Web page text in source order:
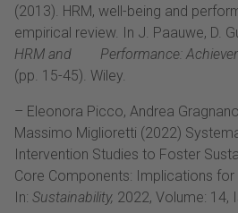
(2013). HRM, well-being and
empirical review. In J. Paauwe, D.
HRM and Performance:
(pp. 15-45). Wiley.
– Eleonora Picco, Andrea
Massimo Miglioretti (2022)
Intervention Studies to Foster
Core Components: Implications
In: Sustainability, 2022, Volume: 14,